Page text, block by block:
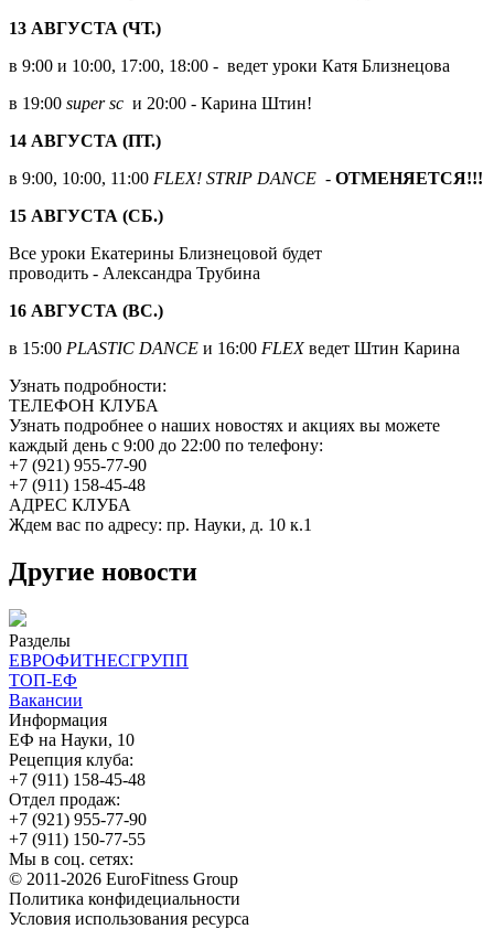
13 АВГУСТА (ЧТ.)
в 9:00 и 10:00, 17:00, 18:00 - ведет уроки Катя Близнецова
в 19:00 super sc и 20:00 - Карина Штин!
14 АВГУСТА (ПТ.)
в 9:00, 10:00, 11:00 FLEX! STRIP DANCE - ОТМЕНЯЕТСЯ!!!
15 АВГУСТА (СБ.)
Все уроки Екатерины Близнецовой будет
проводить - Александра Трубина
16 АВГУСТА (ВС.)
в 15:00 PLASTIC DANCE и 16:00 FLEXведет Штин Карина
Узнать подробности:
ТЕЛЕФОН КЛУБА
Узнать подробнее о наших новостях и акциях вы можете
каждый день с 9:00 до 22:00 по телефону:
+7 (921) 955-77-90
+7 (911) 158-45-48
АДРЕС КЛУБА
Ждем вас по адресу: пр. Науки, д. 10 к.1
Другие новости
Разделы
ЕВРОФИТНЕСГРУПП
ТОП-ЕФ
Вакансии
Информация
ЕФ на Науки, 10
Рецепция клуба:
+7 (911) 158-45-48
Отдел продаж:
+7 (921) 955-77-90
+7 (911) 150-77-55
Мы в соц. сетях:
© 2011-2026 EuroFitness Group
Политика конфидециальности
Условия использования ресурса